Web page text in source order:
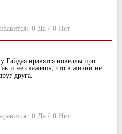
0 Да / 0 Нет
Гайдая нравятся новеллы про
и не скажешь, что в жизни не
друга.
0 Да / 0 Нет